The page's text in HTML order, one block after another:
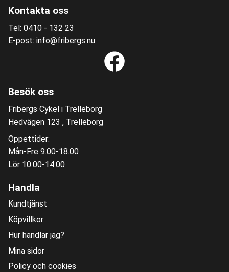
Kontakta oss
Tel: 0410 - 132 23
E-post: info@fribergs.nu
Besök oss
Fribergs Cykel i Trelleborg
Hedvägen 123 , Trelleborg
Öppettider:
Mån-Fre 9.00-18.00
Lör 10.00-14.00
Handla
Kundtjänst
Köpvillkor
Hur handlar jag?
Mina sidor
Policy och cookies